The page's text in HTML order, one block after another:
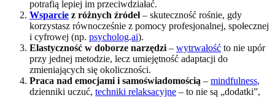
potrafią lepiej im przeciwdziałać.
Wsparcie z różnych źródeł– skuteczność rośnie, gdy
korzystasz równocześnie z pomocy profesjonalnej, społecznej
i cyfrowej (np. psycholog.ai).
Elastyczność w doborze narzędzi – wytrwałość to nie upór
przy jednej metodzie, lecz umiejętność adaptacji do
zmieniających się okoliczności.
Praca nad emocjami i samoświadomością – mindfulness,
dzienniki uczuć, techniki relaksacyjne – to nie są „dodatki”,